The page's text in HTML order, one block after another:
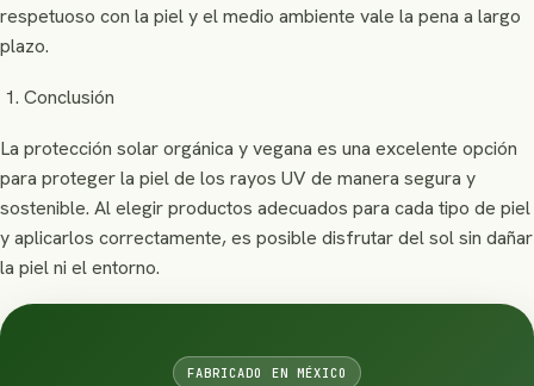
respetuoso con la piel y el medio ambiente vale la pena a largo
plazo.
Conclusión
La protección solar orgánica y vegana es una excelente opción
para proteger la piel de los rayos UV de manera segura y
sostenible. Al elegir productos adecuados para cada tipo de piel
y aplicarlos correctamente, es posible disfrutar del sol sin dañar
la piel ni el entorno.
FABRICADO EN MÉXICO